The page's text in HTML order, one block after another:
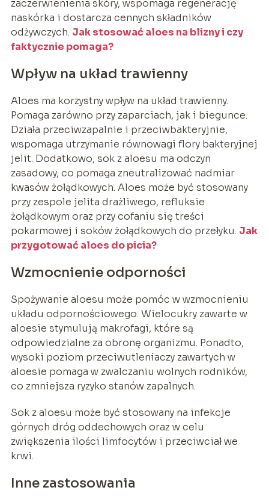
zaczerwienienia skóry, wspomaga regenerację
naskórka i dostarcza cennych składników
odżywczych. Jak stosowaćaloes na bliznyi czy
faktycznie pomaga?
Wpływ na układ trawienny
Aloes ma korzystny wpływ na układ trawienny.
Pomaga zarówno przy zaparciach, jak i biegunce.
Działa przeciwzapalnie i przeciwbakteryjnie,
wspomaga utrzymanie równowagi flory bakteryjnej
jelit. Dodatkowo, sok z aloesu ma odczyn
zasadowy, co pomaga zneutralizować nadmiar
kwasów żołądkowych. Aloes może być stosowany
przy zespole jelita drażliwego, refluksie
żołądkowym oraz przy cofaniu się treści
pokarmowej i soków żołądkowych do przełyku. Jak
przygotowaćaloes do picia?
Wzmocnienie odporności
Spożywanie aloesu może pomóc w wzmocnieniu
układu odpornościowego. Wielocukry zawarte w
aloesie stymulują makrofagi, które są
odpowiedzialne za obronę organizmu. Ponadto,
wysoki poziom przeciwutleniaczy zawartych w
aloesie pomaga w zwalczaniu wolnych rodników,
co zmniejsza ryzyko stanów zapalnych.
Sok z aloesu może być stosowany na infekcje
górnych dróg oddechowych oraz w celu
zwiększenia ilości limfocytów i przeciwciał we
krwi.
Inne zastosowania